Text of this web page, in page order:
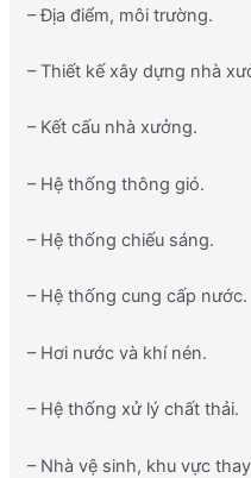
– Địa điểm, môi trường.
– Thiết kế xây dựng nhà
– Kết cấu nhà xưởng.
– Hệ thống thông gió.
– Hệ thống chiếu sáng.
– Hệ thống cung cấp nước.
– Hơi nước và khí nén.
– Hệ thống xử lý chất thải.
– Nhà vệ sinh, khu vực